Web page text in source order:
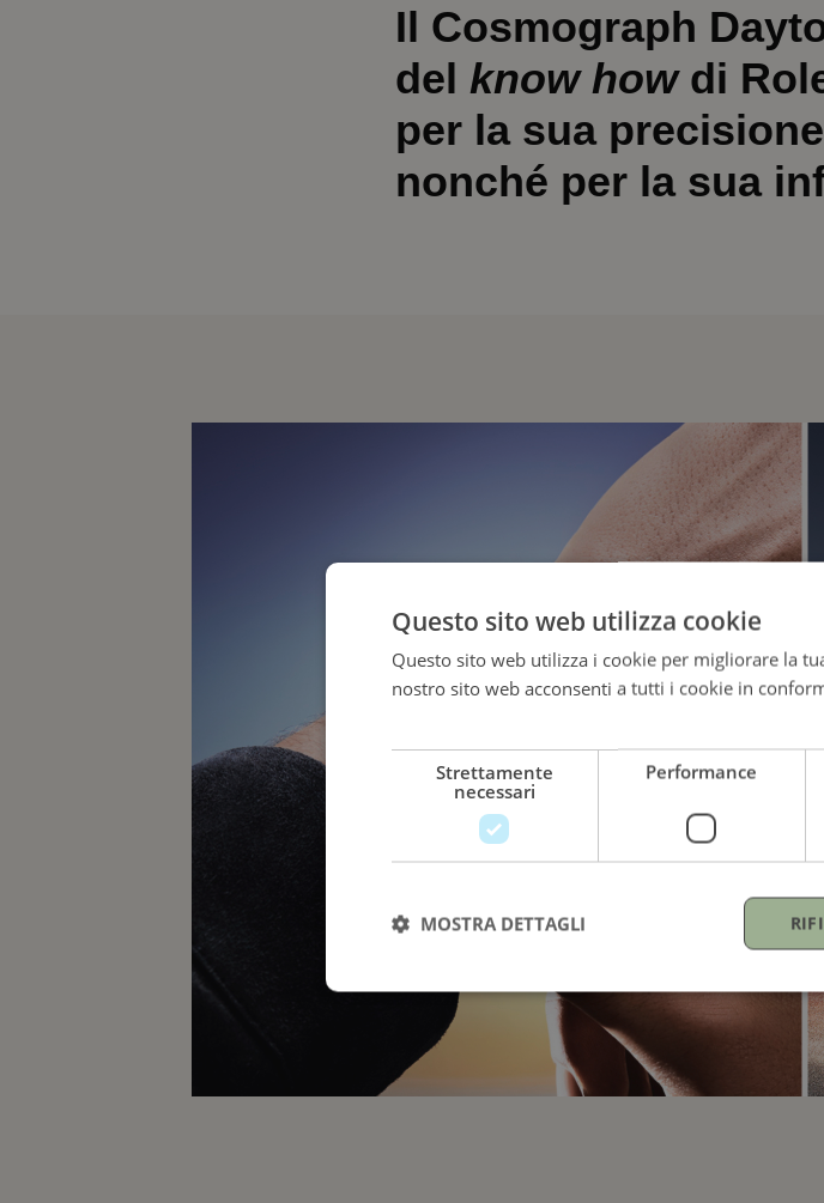
Il Cosmograph
del know howdi
per la sua
nonché per la sua
Questo sito web utilizza cookie
Questo sito web utilizza i cookie per migliorare la
nostro sito web acconsenti a tutti i cookie in
Strettamente
necessari
Performance
MOSTRA DETTAGLI